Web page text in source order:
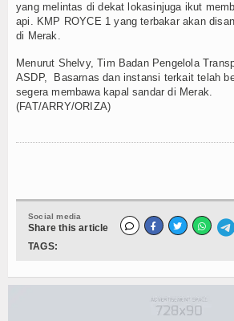
yang melintas di dekat lokasinjuga ikut
api. KMP ROYCE 1 yang terbakar akan
di Merak.
Menurut Shelvy, Tim Badan Pengelola
ASDP, Basarnas dan instansi terkait telah
segera membawa kapal
(FAT/ARRY/ORIZA)
Social media
Share this article
TAGS: